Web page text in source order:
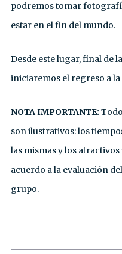
podremos tomar
estar en el fin del mundo.
Desde este lugar, final de
iniciaremos el regreso a la
NOTA IMPORTANTE:
son ilustrativos: los
las mismas y los
acuerdo a la evaluación
grupo.